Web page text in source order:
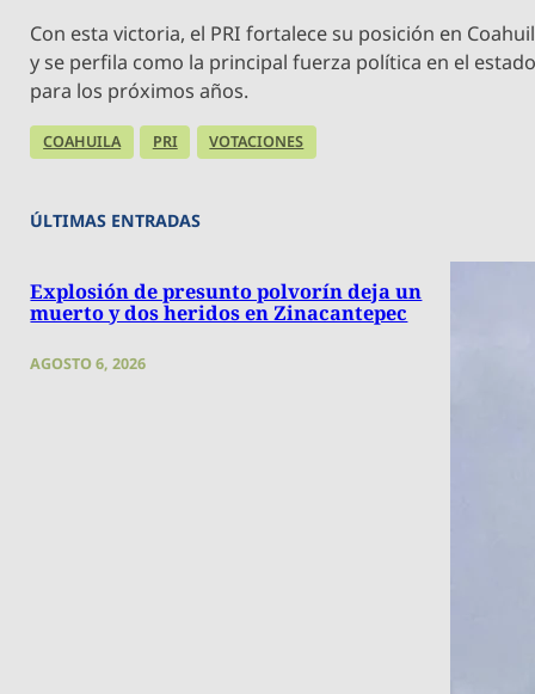
Con esta victoria, el PRI fortalece su posición en
y se perfila como la principal fuerza política en el
para los próximos años.
COAHUILA PRI VOTACIONES
ÚLTIMAS ENTRADAS
Explosión de presunto polvorín deja un
muerto y dos heridos en Zinacantepec
AGOSTO 6, 2026